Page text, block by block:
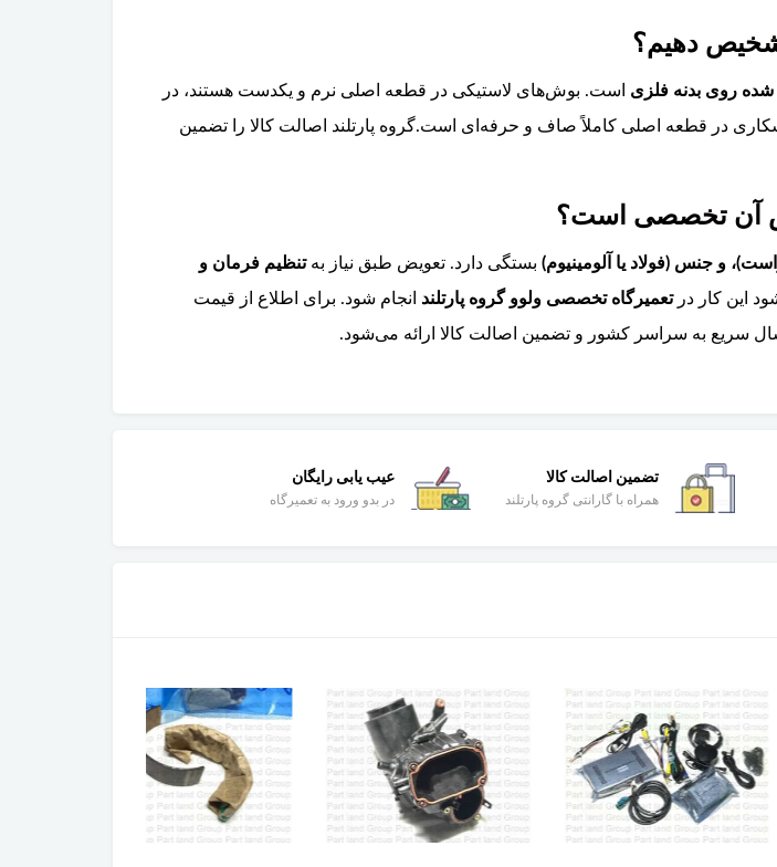
روی بدنه فلزی است. بوش‌های لاستیکی در قطعه اصلی نرم و یکدست هستند، در
در قطعه اصلی کاملاً صاف و حرفه‌ای است.گروه پارتلند اصالت کالا را تضمین
بستگی دارد. تعویض طبق نیاز بهتنظیم فرمان و
این کار درتعمیرگاه تخصصی ولوو گروه پارتلند انجام شود. برای اطلاع از قیمت
سریع به سراسر کشور و تضمین اصالت کالا ارائه می‌شود.
تضمین اصالت کالا
همراه با گارانتی گروه پارتلند
عیب یابی رایگان
در بدو ورود به تعمیرگاه